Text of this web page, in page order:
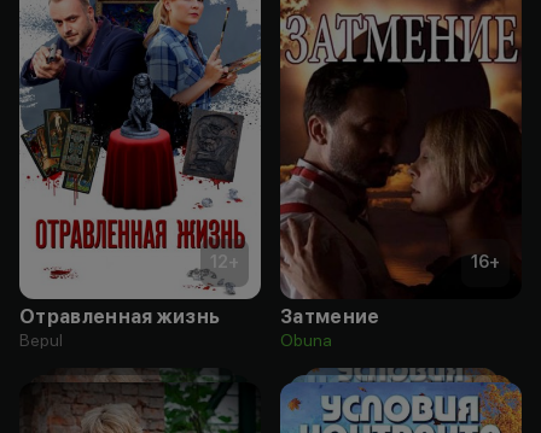
12+
Отравленная жизнь
Bepul
16+
Затмение
Obuna